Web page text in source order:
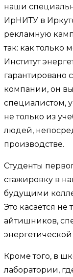
наши
ИрНИТУ в
рекламную
так: как только
Институт
гарантировано
компании, он
специалистом,
не только из
людей,
производстве.
Студенты
стажировку в
будущими
Это касается
айтишников,
энергетической
Кроме того, в
лаборатории,